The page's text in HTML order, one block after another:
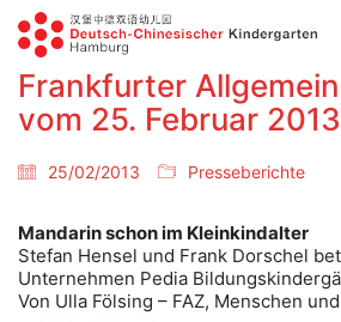
Frankfurter
vom 25. Februar 2013
25/02/2013 Presseberichte
Mandarin schon im Kleinkindalter
Stefan Hensel und Frank Dorschel
Unternehmen Pedia
Von Ulla Fölsing – FAZ, Menschen